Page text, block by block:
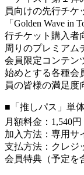
員向けの先行チケ
「Golden Wave
行チケット購入者
周りのプレミアム
会員限定コンテン
始めとする各種会
員の皆様の満足度
■「推しパス」単
月額料金：1,540円
加入方法：専用サ
支払方法：クレジ
会員特典（予定を